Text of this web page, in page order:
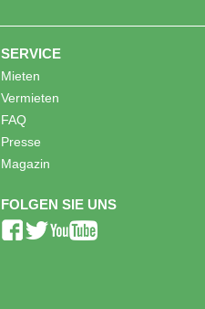
SERVICE
Mieten
Vermieten
FAQ
Presse
Magazin
FOLGEN SIE UNS